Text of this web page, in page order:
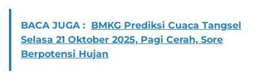
BACA JUGA : BMKG Prediksi Cuaca Tangsel
Selasa 21 Oktober 2025, Pagi Cerah, Sore
Berpotensi Hujan